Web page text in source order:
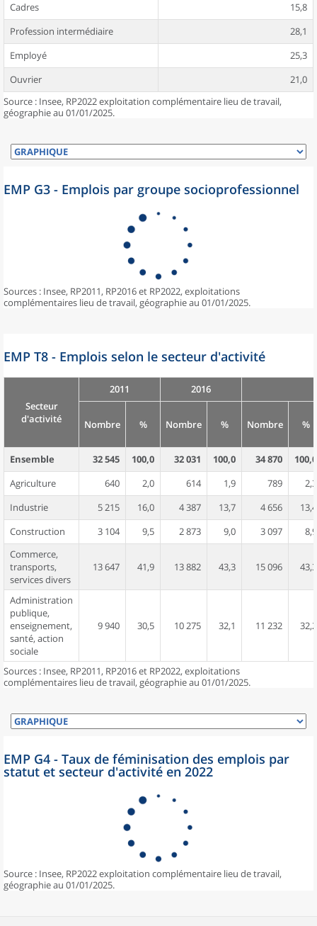
Cadres
15,8
Profession intermédiaire
28,1
Employé
25,3
Ouvrier
21,0
Source : Insee, RP2022 exploitation complémentaire lieu de travail,
géographie au 01/01/2025.
EMP G3 - Emplois par groupe socioprofessionnel
Sources : Insee, RP2011, RP2016 et RP2022, exploitations
complémentaires lieu de travail, géographie au 01/01/2025.
EMP T8 - Emplois selon le secteur d'activité
Secteur
d'activité
2011 2016
Nombre % Nombre % Nombre %
Ensemble 32 545 100,0 32 031 100,0 34 870
100,0
Agriculture
640 2,0 614 1,9 789
2,3
Industrie
5 215 16,0 4 387 13,7 4 656
13,4
Construction
3 104 9,5 2 873 9,0 3 097
8,9
Commerce,
transports,
services divers
13 647 41,9 13 882 43,3 15 096 43,3
Administration
publique,
enseignement,
santé, action
sociale
9 940 30,5 10 275 32,1 11 232 32,2
Sources : Insee, RP2011, RP2016 et RP2022, exploitations
complémentaires lieu de travail, géographie au 01/01/2025.
EMP G4 - Taux de féminisation des emplois par
statut et secteur d'activité en 2022
Source : Insee, RP2022 exploitation complémentaire lieu de travail,
géographie au 01/01/2025.